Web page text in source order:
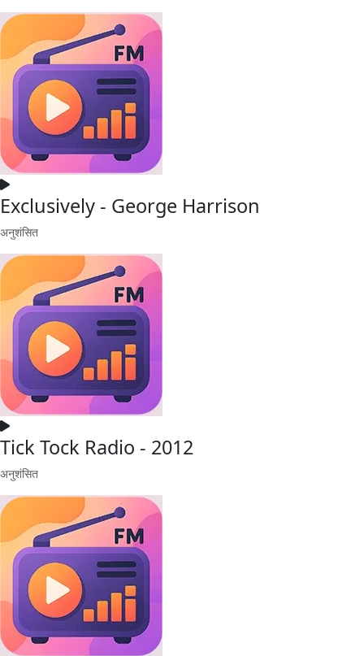
Exclusively - George Harrison
अनुशंसित
Tick Tock Radio - 2012
अनुशंसित